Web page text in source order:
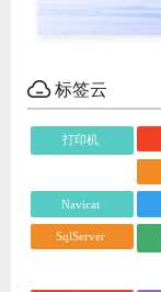
标签云
打印机
Navicat
SqlServer